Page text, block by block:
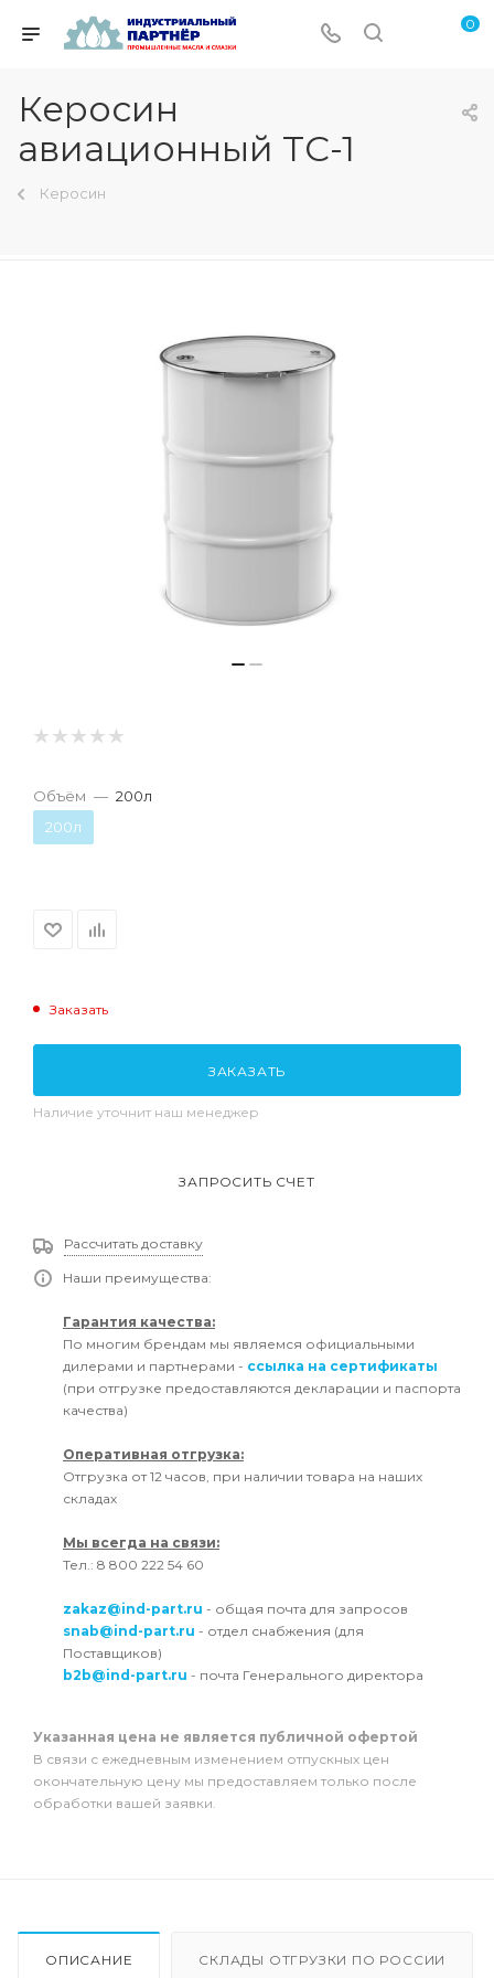
0
Керосин
авиационный ТС-1
Керосин
Объём — 200л
200л
Заказать
ЗАКАЗАТЬ
Наличие уточнит наш менеджер
ЗАПРОСИТЬ СЧЕТ
Рассчитать доставку
Наши преимущества:
Гарантия качества:
По многим брендам мы являемся официальными
дилерами и партнерами - ссылка на сертификаты
(при отгрузке предоставляются декларации и паспорта
качества)
Оперативная отгрузка:
Отгрузка от 12 часов, при наличии товара на наших
складах
Мы всегда на связи:
Тел.: 8 800 222 54 60
zakaz@ind-part.ru - общая почта для запросов
snab@ind-part.ru - отдел снабжения (для
Поставщиков)
b2b@ind-part.ru - почта Генерального директора
Указанная цена не является публичной офертой
В связи с ежедневным изменением отпускных цен
окончательную цену мы предоставляем только после
обработки вашей заявки.
ОПИСАНИЕ СКЛАДЫ ОТГРУЗКИ ПО РОССИИ